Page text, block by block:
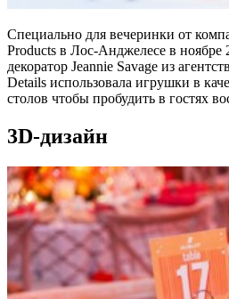
Специально для вечеринки от
Products в Лос-Анджелесе в ноябре
декоратор Jeannie Savage из
Details использовала игрушки в
столов чтобы пробудить в гостях
3D-дизайн